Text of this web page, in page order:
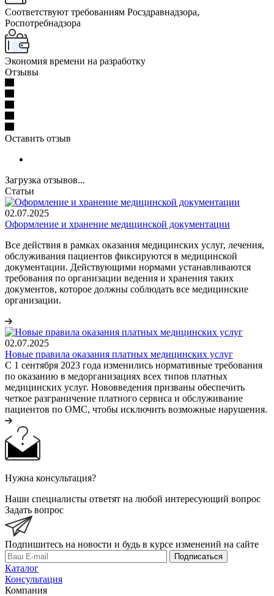
Соответствуют требованиям Росздравнадзора,
Роспотребнадзора
Экономия времени на разработку
Отзывы
Оставить отзыв
Загрузка отзывов...
Статьи
02.07.2025
Оформление и хранение медицинской документации
Все действия в рамках оказания медицинских услуг, лечения,
обслуживания пациентов фиксируются в медицинской
документации. Действующими нормами устанавливаются
требования по организации ведения и хранения таких
документов, которое должны соблюдать все медицинские
организации.
02.07.2025
Новые правила оказания платных медицинских услуг
С 1 сентября 2023 года изменились нормативные требования
по оказанию в медорганизациях всех типов платных
медицинских услуг. Нововведения призваны обеспечить
четкое разграничение платного сервиса и обслуживание
пациентов по ОМС, чтобы исключить возможные нарушения.
Нужна консультация?
Наши специалисты ответят на любой интересующий вопрос
Задать вопрос
Подпишитесь на новости и будь в курсе изменений на сайте
Подписаться
Каталог
Консультация
Компания